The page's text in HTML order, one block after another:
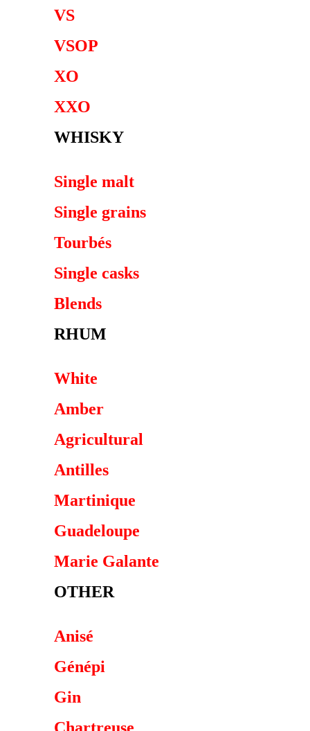
VS
VSOP
XO
XXO
WHISKY
Single malt
Single grains
Tourbés
Single casks
Blends
RHUM
White
Amber
Agricultural
Antilles
Martinique
Guadeloupe
Marie Galante
OTHER
Anisé
Génépi
Gin